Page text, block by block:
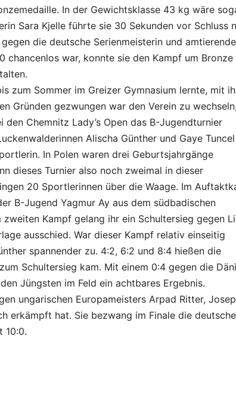
In der Gewichtsklasse 43 kg wäre
Sara Kjelle führte sie 30 Sekunden vor Schluss
die deutsche Serienmeisterin und amtierende
chancenlos war, konnte sie den Kampf um Bronze
zum Sommer im Greizer Gymnasium lernte, mit
Gründen gezwungen war den Verein zu wechseln,
Chemnitz Lady’s Open das B-Jugendturnier
Alischa Günther und Gaye Tuncel
In Polen waren drei Geburtsjahrgänge
dieses Turnier also noch zweimal in dieser
20 Sportlerinnen über die Waage. Im
B-Jugend Yagmur Ay aus dem südbadischen
Kampf gelang ihr ein Schultersieg gegen
ausschied. War dieser Kampf relativ einseitig
spannender zu. 4:2, 6:2 und 8:4 hießen die
Schultersieg kam. Mit einem 0:4 gegen die
Jüngsten im Feld ein achtbares Ergebnis.
ungarischen Europameisters Arpad Ritter,
erkämpft hat. Sie bezwang im Finale die deutsche
10:0.